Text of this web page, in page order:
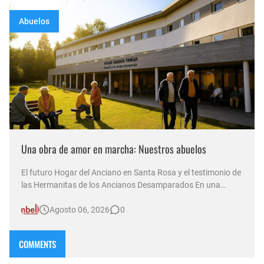
Abuelos
Una obra de amor en marcha: Nuestros abuelos
El futuro Hogar del Anciano en Santa Rosa y el testimonio de
las Hermanitas de los Ancianos Desamparados En una
Compasión —conducido por Norma Abadie y transmitido aAgosto 06, 2026 0
COMMENTS